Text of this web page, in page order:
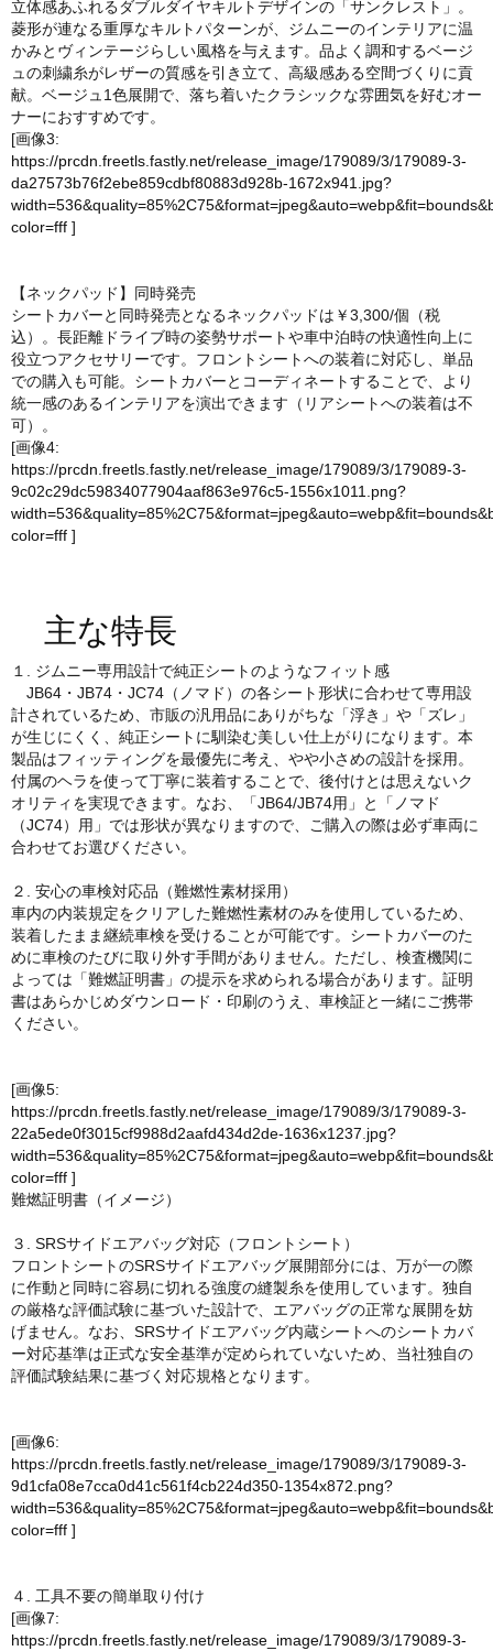
立体感あふれるダブルダイヤキルトデザインの「サンクレスト」。
菱形が連なる重厚なキルトパターンが、ジムニーのインテリアに温
かみとヴィンテージらしい風格を与えます。品よく調和するベージ
ュの刺繍糸がレザーの質感を引き立て、高級感ある空間づくりに貢
献。ベージュ1色展開で、落ち着いたクラシックな雰囲気を好むオー
ナーにおすすめです。
[画像3:
https://prcdn.freetls.fastly.net/release_image/179089/3/179089-3-
da27573b76f2ebe859cdbf80883d928b-1672x941.jpg?
color=fff ]
【ネックパッド】同時発売
シートカバーと同時発売となるネックパッドは￥3,300/個（税
込）。長距離ドライブ時の姿勢サポートや車中泊時の快適性向上に
役立つアクセサリーです。フロントシートへの装着に対応し、単品
での購入も可能。シートカバーとコーディネートすることで、より
統一感のあるインテリアを演出できます（リアシートへの装着は不
可）。
[画像4:
https://prcdn.freetls.fastly.net/release_image/179089/3/179089-3-
9c02c29dc59834077904aaf863e976c5-1556x1011.png?
color=fff ]
主な特長
１. ジムニー専用設計で純正シートのようなフィット感
JB64・JB74・JC74（ノマド）の各シート形状に合わせて専用設
計されているため、市販の汎用品にありがちな「浮き」や「ズレ」
が生じにくく、純正シートに馴染む美しい仕上がりになります。本
製品はフィッティングを最優先に考え、やや小さめの設計を採用。
付属のヘラを使って丁寧に装着することで、後付けとは思えないク
オリティを実現できます。なお、「JB64/JB74用」と「ノマド
（JC74）用」では形状が異なりますので、ご購入の際は必ず車両に
合わせてお選びください。
２. 安心の車検対応品（難燃性素材採用）
車内の内装規定をクリアした難燃性素材のみを使用しているため、
装着したまま継続車検を受けることが可能です。シートカバーのた
めに車検のたびに取り外す手間がありません。ただし、検査機関に
よっては「難燃証明書」の提示を求められる場合があります。証明
書はあらかじめダウンロード・印刷のうえ、車検証と一緒にご携帯
ください。
[画像5:
https://prcdn.freetls.fastly.net/release_image/179089/3/179089-3-
22a5ede0f3015cf9988d2aafd434d2de-1636x1237.jpg?
color=fff ]
難燃証明書（イメージ）
３. SRSサイドエアバッグ対応（フロントシート）
フロントシートのSRSサイドエアバッグ展開部分には、万が一の際
に作動と同時に容易に切れる強度の縫製糸を使用しています。独自
の厳格な評価試験に基づいた設計で、エアバッグの正常な展開を妨
げません。なお、SRSサイドエアバッグ内蔵シートへのシートカバ
ー対応基準は正式な安全基準が定められていないため、当社独自の
評価試験結果に基づく対応規格となります。
[画像6:
https://prcdn.freetls.fastly.net/release_image/179089/3/179089-3-
9d1cfa08e7cca0d41c561f4cb224d350-1354x872.png?
color=fff ]
４. 工具不要の簡単取り付け
[画像7:
https://prcdn.freetls.fastly.net/release_image/179089/3/179089-3-